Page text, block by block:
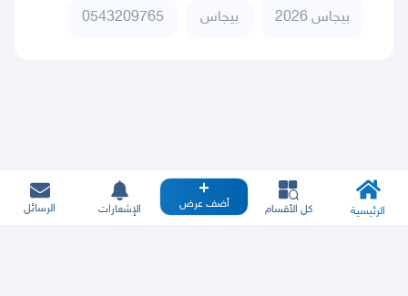
بيجاس 2026 بيجاس 0543209765
الرئيسية كل الأقسام أضف عرض الإشعارات الرسائل